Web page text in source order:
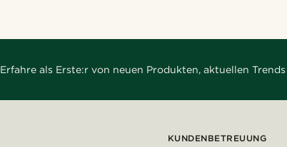
Erfahre als Erste:r von neuen Produkten, aktuellen
KUNDENBETREUUNG